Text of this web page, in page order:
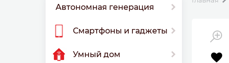
Автономная генерация
Смартфоны и гаджеты
Умный дом